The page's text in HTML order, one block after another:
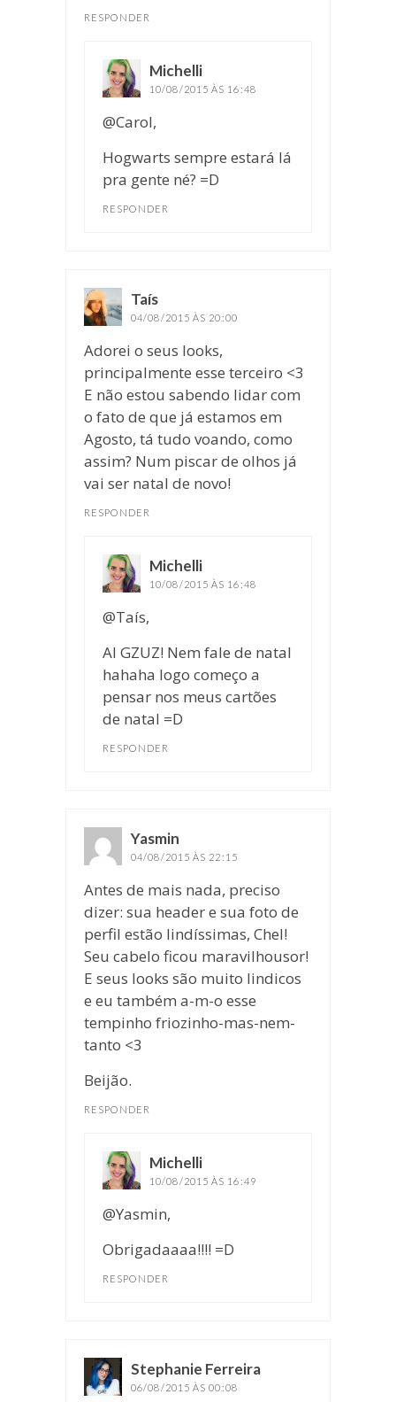
RESPONDER
Michelli
10/08/2015 ÀS 16:48
@Carol,
Hogwarts sempre estará lá
pra gente né? =D
RESPONDER
Taís
04/08/2015 ÀS 20:00
Adorei o seus looks,
principalmente esse terceiro <3
E não estou sabendo lidar com
o fato de que já estamos em
Agosto, tá tudo voando, como
assim? Num piscar de olhos já
vai ser natal de novo!
RESPONDER
Michelli
10/08/2015 ÀS 16:48
@Taís,
AI GZUZ! Nem fale de natal
hahaha logo começo a
pensar nos meus cartões
de natal =D
RESPONDER
Yasmin
04/08/2015 ÀS 22:15
Antes de mais nada, preciso
dizer: sua header e sua foto de
perfil estão lindíssimas, Chel!
Seu cabelo ficou maravilhousor!
E seus looks são muito lindicos
e eu também a-m-o esse
tempinho friozinho-mas-nem-
tanto <3
Beijão.
RESPONDER
Michelli
10/08/2015 ÀS 16:49
@Yasmin,
Obrigadaaaa!!!! =D
RESPONDER
Stephanie Ferreira
06/08/2015 ÀS 00:08